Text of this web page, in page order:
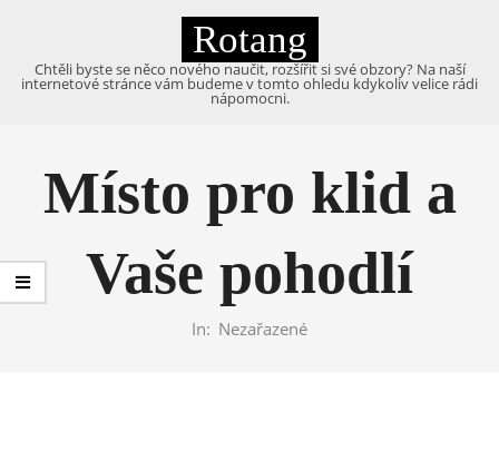
content
Rotang
Chtěli byste se něco nového naučit, rozšířit si své obzory? Na naší
internetové stránce vám budeme v tomto ohledu kdykoliv velice rádi
nápomocni.
Místo pro klid a
Vaše pohodlí
In: Nezařazené